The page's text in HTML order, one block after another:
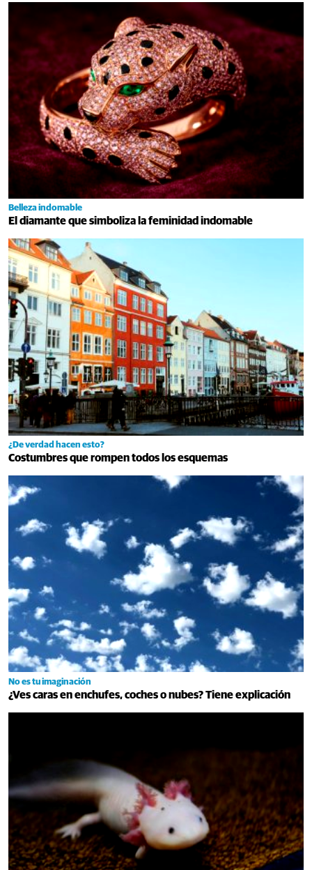
Belleza indomable
El diamante que simboliza la feminidad indomable
¿De verdad hacen esto?
Costumbres que rompen todos los esquemas
No es tu imaginación
¿Ves caras en enchufes, coches o nubes? Tiene explicación